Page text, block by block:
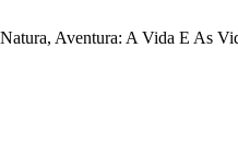
Aventura: A Vida E As